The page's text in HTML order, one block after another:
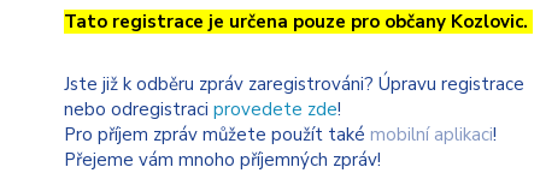
Tato registrace je určena pouze pro občany Kozlovic.
Jste již k odběru zpráv zaregistrováni? Úpravu registrace
nebo odregistraci provedete zde!
Pro příjem zpráv můžete použít také mobilní aplikaci!
Přejeme vám mnoho příjemných zpráv!